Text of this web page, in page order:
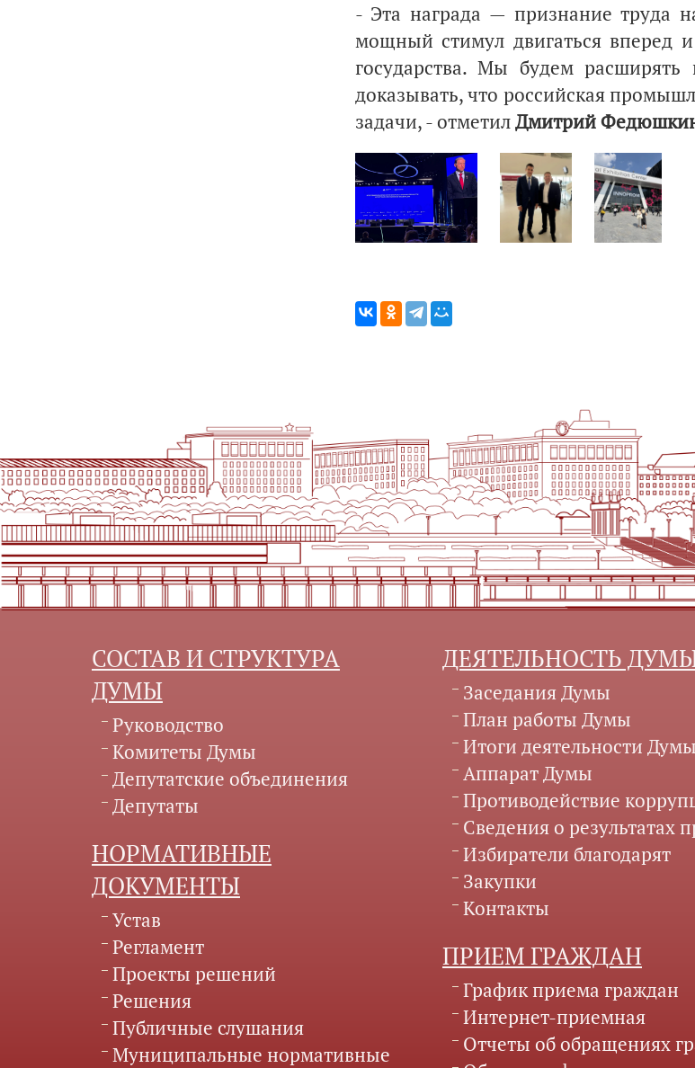
- Эта награда — признание труда
мощный стимул двигаться вперед и
государства. Мы будем расширять
доказывать, что российская
задачи, - отметилДмитрий
СОСТАВ И СТРУКТУРА
ДУМЫ
Руководство
Комитеты Думы
Депутатские объединения
Депутаты
НОРМАТИВНЫЕ
ДОКУМЕНТЫ
Устав
Регламент
Проекты решений
Решения
Публичные слушания
Муниципальные нормативные
ДЕЯТЕЛЬНОСТЬ
Заседания Думы
План работы Думы
Итоги деятельности Думы
Аппарат Думы
Противодействие
Сведения о результатах
Избиратели благодарят
Закупки
Контакты
ПРИЕМ ГРАЖДАН
График приема граждан
Интернет-приемная
Отчеты об обращениях